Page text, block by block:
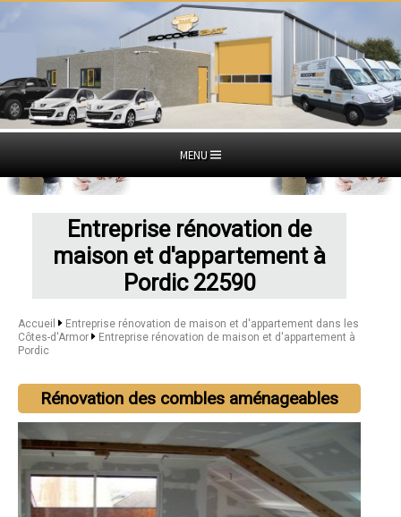
MENU
Entreprise rénovation de
maison et d'appartement à
Pordic 22590
Accueil
Entreprise rénovation de maison et d'appartement dans les
Côtes-d'Armor
Entreprise rénovation de maison et d'appartement à
Pordic
Rénovation des combles aménageables